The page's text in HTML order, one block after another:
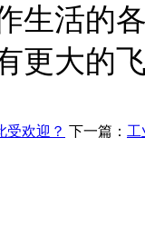
生活的
更大的
受欢迎？ 下一篇： 工